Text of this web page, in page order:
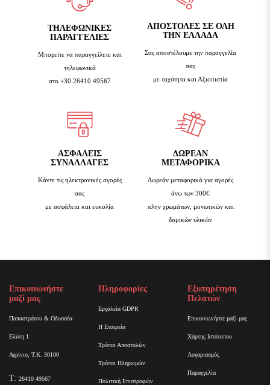
TΗΛΕΦΩΝΙΚΕΣ
ΠΑΡΑΓΓΕΛΙΕΣ
Μπορείτε να παραγγείλετε και
τηλεφωνικά
στο +30 26410 49567
ΑΠΟΣΤΟΛΕΣ ΣΕ ΟΛΗ
ΤΗΝ ΕΛΛΑΔΑ
Σας αποστέλουμε την παραγγελία
σας
με ταχύτητα και Αξιοπιστία
ΑΣΦΑΛΕΙΣ
ΣΥΝΑΛΛΑΓΕΣ
Κάντε τις ηλεκτρονικές αγορές
σας
με ασφάλεια και ευκολία
ΔΩΡΕΑΝ
ΜΕΤΑΦΟΡΙΚΑ
Δωρεάν μεταφορικά για αγορές
άνω των 300€
πλην χρωμάτων, μονωτικών και
δομικών υλικών
Επικοινωνήστε
μαζί μας
Παπαστράτου & Οδυσσέα
Ελύτη 1
Αγρίνιο, Τ.Κ. 30100
T: 26410 49567
Πληροφορίες
Εργαλεία GDPR
Η Εταιρεία
Τρόποι Αποστολών
Τρόποι Πληρωμών
Πολιτική Επιστροφών
Εξυπηρέτηση
Πελατών
Επικοινωνήστε μαζί μας
Χάρτης Ιστότοπου
Λογαριασμός
Παραγγελία